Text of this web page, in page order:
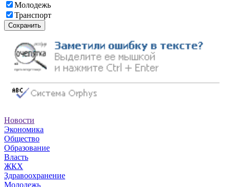
Молодежь
Транспорт
Сохранить
Новости
Экономика
Общество
Образование
Власть
ЖКХ
Здравоохранение
Молодежь